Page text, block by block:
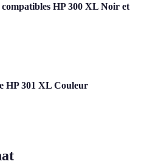
HP 300 XL Noir et
HP 301 XL Couleur